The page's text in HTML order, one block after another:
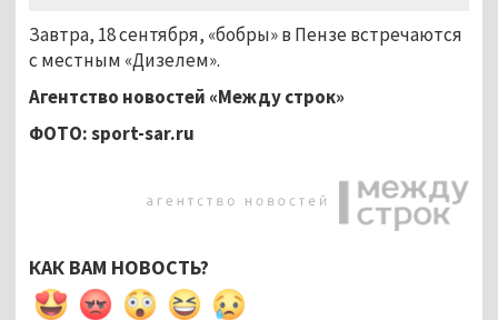
Завтра, 18 сентября, «бобры» в Пензе встречаются
с местным «Дизелем».
Агентство новостей «Между строк»
ФОТО: sport-sar.ru
КАК ВАМ НОВОСТЬ?